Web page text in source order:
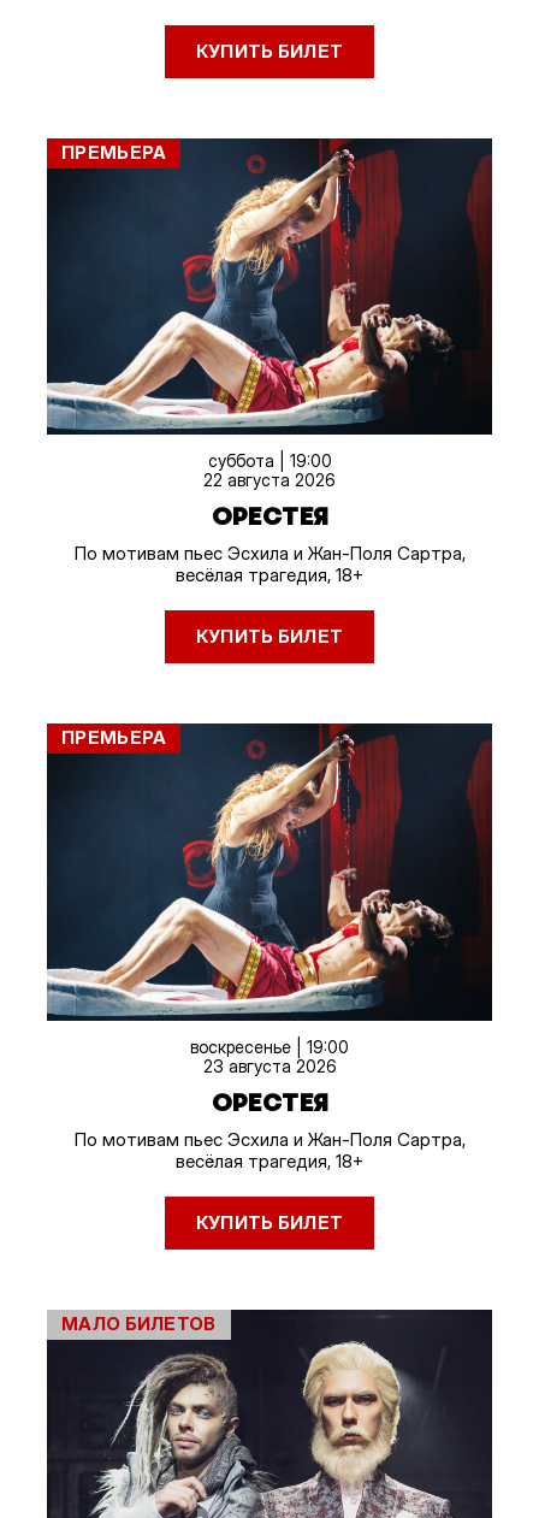
КУПИТЬ БИЛЕТ
ПРЕМЬЕРА
суббота | 19:00
22 августа 2026
ОРЕСТЕЯ
По мотивам пьес Эсхила и Жан-Поля Сартра,
весёлая трагедия, 18+
КУПИТЬ БИЛЕТ
ПРЕМЬЕРА
воскресенье | 19:00
23 августа 2026
ОРЕСТЕЯ
По мотивам пьес Эсхила и Жан-Поля Сартра,
весёлая трагедия, 18+
КУПИТЬ БИЛЕТ
МАЛО БИЛЕТОВ